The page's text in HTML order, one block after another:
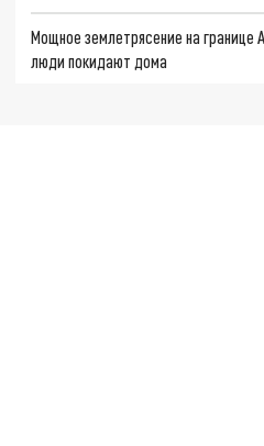
Мощное землетрясение на границе
люди покидают дома